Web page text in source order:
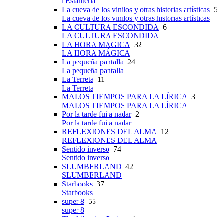
La cueva de los vinilos y otras historias artísticas
La cueva de los vinilos y otras historias artísticas
LA CULTURA ESCONDIDA 6
LA CULTURA ESCONDIDA
LA HORA MÁGICA 32
LA HORA MÁGICA
La pequeña pantalla 24
La pequeña pantalla
La Terreta 11
La Terreta
MALOS TIEMPOS PARA LA LÍRICA 3
MALOS TIEMPOS PARA LA LÍRICA
Por la tarde fui a nadar2
Por la tarde fui a nadar
REFLEXIONES DEL ALMA
12
REFLEXIONES DEL ALMA
Sentido inverso 74
Sentido inverso
SLUMBERLAND 42
SLUMBERLAND
Starbooks 37
Starbooks
super 8 55
super 8